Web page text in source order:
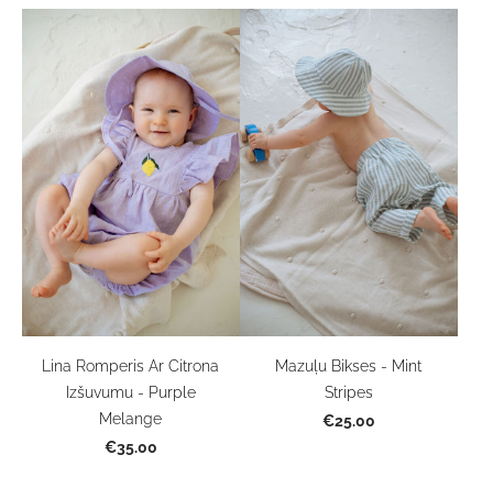
Lina Romperis Ar Citrona
Izšuvumu - Purple
Melange
€35.00
Mazuļu Bikses - Mint
Stripes
€25.00